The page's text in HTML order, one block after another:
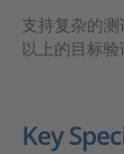
支持复杂的
以上的目标验
Key